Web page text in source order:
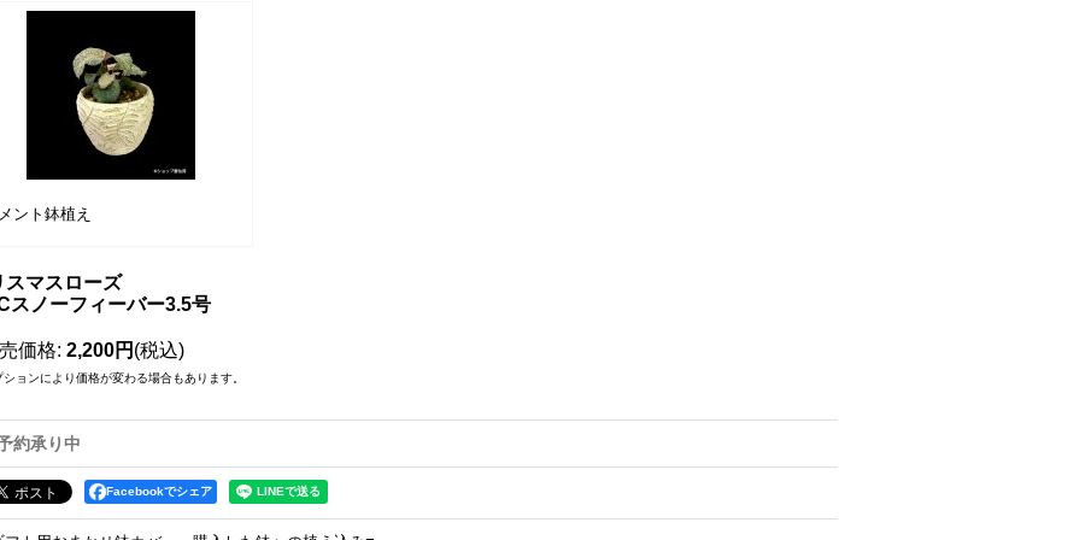
ント鉢植え
スマスローズ
スノーフィーバー3.5号
価格: 2,200円 (税込)
ションにより価格が変わる場合もあります。
約承り中
Facebookでシェア